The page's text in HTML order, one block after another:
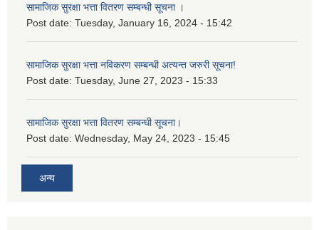
सामाजिक सुरक्षा भत्ता वितरण सम्बन्धी सूचना ।
Post date: Tuesday, January 16, 2024 - 15:42
सामाजिक सुरक्षा भत्ता नविकरण सम्बन्धी अत्यन्त जरुरी सूचना!
Post date: Tuesday, June 27, 2023 - 15:33
सामाजिक सुरक्षा भत्ता वितरण सम्बन्धी सूचना।
Post date: Wednesday, May 24, 2023 - 15:45
अन्य